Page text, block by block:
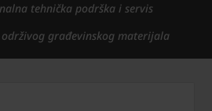
tehnička podrška i servis
održivog građevinskog materijala